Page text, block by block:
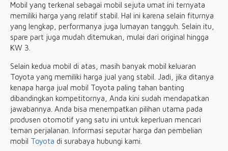
Mobil yang terkenal sebagai mobil sejuta umat ini ternyata
memiliki harga yang relatif stabil. Hal ini karena selain fiturnya
yang lengkap, performanya juga lumayan tangguh. Selain itu,
spare part juga mudah ditemukan, mulai dari original hingga
KW 3.
Selain kedua mobil di atas, masih banyak mobil keluaran
Toyota yang memiliki harga jual yang stabil. Jadi, jika ditanya
kenapa harga jual mobil Toyota paling tahan banting
dibandingkan kompetitornya, Anda kini sudah mendapatkan
jawabannya. Anda bisa menempatkan pilihan utama pada
produsen otomotif yang satu ini untuk keperluan mencari
teman perjalanan. Informasi seputar harga dan pembelian
mobil Toyota di surabaya hubungi kami.